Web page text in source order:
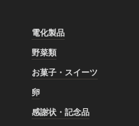
電化製品
野菜類
お菓子・スイーツ
卵
感謝状・記念品